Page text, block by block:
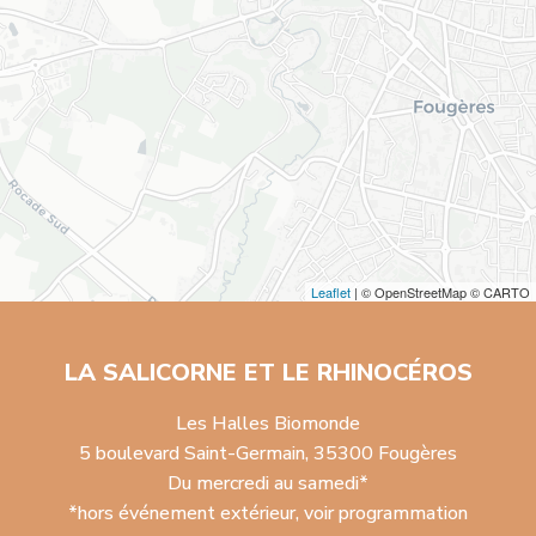
Leaflet | © OpenStreetMap © CARTO
LA SALICORNE ET LE RHINOCÉROS
Les Halles Biomonde
5 boulevard Saint-Germain, 35300 Fougères
Du mercredi au samedi*
*hors événement extérieur, voir programmation